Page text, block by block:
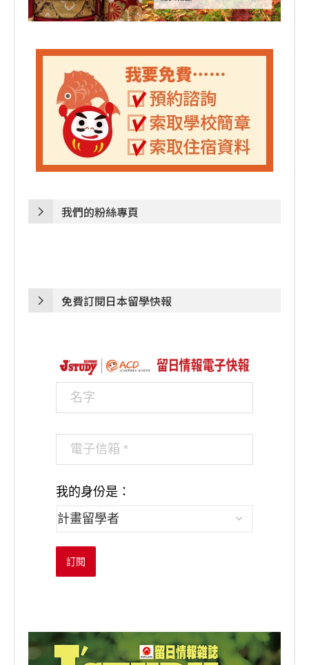
我們的粉絲專頁
免費訂閱日本留學快報
我的身份是：
訂閱